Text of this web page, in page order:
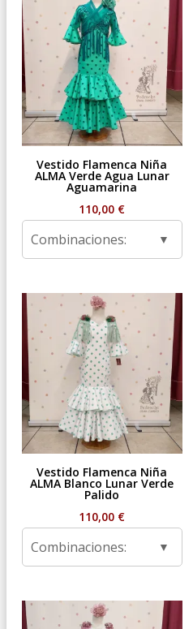
Vestido Flamenca Niña
ALMA Verde Agua Lunar
Aguamarina
110,00 €
Combinaciones:
Vestido Flamenca Niña
ALMA Blanco Lunar Verde
Palido
110,00 €
Combinaciones: